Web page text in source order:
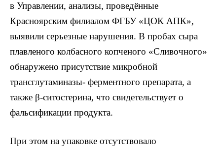
в Управлении, анализы, проведённые
Красноярским филиалом ФГБУ «ЦОК АПК»,
выявили серьезные нарушения. В пробах сыра
плавленого колбасного копченого «Сливочного»
обнаружено присутствие микробной
трансглутаминазы- ферментного препарата, а
также β-ситостерина, что свидетельствует о
фальсификации продукта.
При этом на упаковке отсутствовало